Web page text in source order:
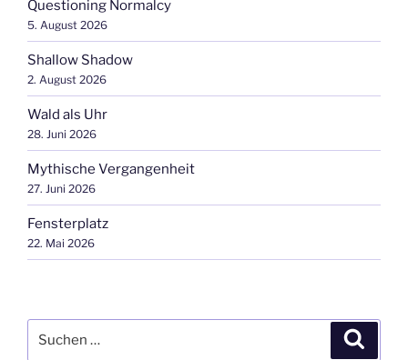
Questioning Normalcy
5. August 2026
Shallow Shadow
2. August 2026
Wald als Uhr
28. Juni 2026
Mythische Vergangenheit
27. Juni 2026
Fensterplatz
22. Mai 2026
nach: